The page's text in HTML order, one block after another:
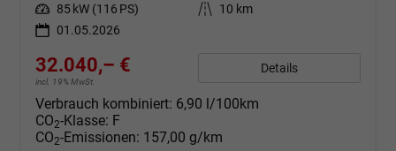
Leistung 85 kW (116 PS) Kilometerstand
10 km
01.05.2026
32.040,– €
incl. 19% MwSt.
Details
Verbrauch kombiniert: 6,90 l/100km
CO2-Klasse: F
CO2-Emissionen: 157,00 g/km